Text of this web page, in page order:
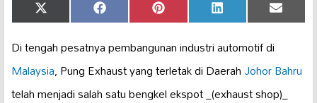
Share
on
X
(Twitter)
Share
on
Facebook Share
on
Pinterest Share
on
LinkedIn Share
on
Email
Di tengah pesatnya pembangunan industri automotif di
Malaysia, Pung Exhaust yang terletak di DaerahJohor Bahru
telah menjadi salah satu bengkel ekspot _(exhaust shop)_